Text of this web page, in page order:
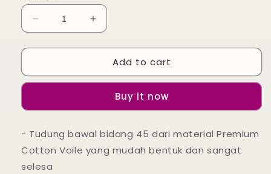
Decrease
quantity
for
Bawal
-
Increase
quantity
for
Tudung
Bawal
Ruffle
-
Add to cart
Buy it now
- Tudung bawal bidang 45 dari material Premium
Cotton Voile yang mudah bentuk dan sangat
selesa